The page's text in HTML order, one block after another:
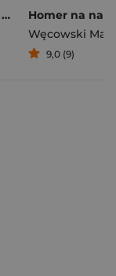
Pierogi z kimchi. Moje ulubione azjatyckie przepisy
Węcowski
9,0 (9)